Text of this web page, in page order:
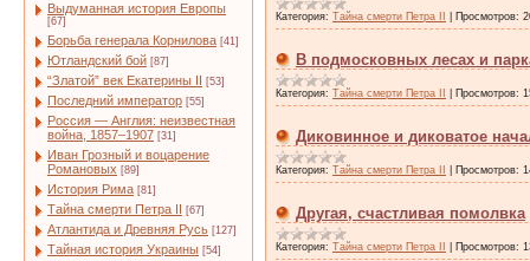
Выдуманная история Европы
[67]
Борьба генерала Корнилова [41]
Ютландский бой [87]
“Златой” век Екатерины II [53]
Последний император [55]
Россия — Англия: неизвестная
война, 1857–1907 [31]
Иван Грозный и воцарение
Романовых [89]
История Рима [81]
Тайна смерти Петра II [67]
Атлантида и Древняя Русь [127]
Тайная история Украины [54]
Категория: Тайна смерти Петра II Просмотров:
В подмосковных лесах и
Категория: Тайна смерти Петра II Просмотров:
Диковинное и диковатое
Категория: Тайна смерти Петра II Просмотров:
Другая, счастливая помолвка
Категория: Тайна смерти Петра II Просмотров: